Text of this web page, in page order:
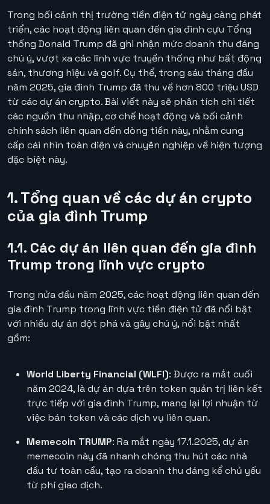
Trong bối cảnh thị trường tiền điện tử ngày càng phát
triển, các hoạt động liên quan đến gia đình cựu Tổng
thống Donald Trump đã ghi nhận mức doanh thu đáng
chú ý, vượt xa các lĩnh vực truyền thống như bất động
sản, thương hiệu và golf. Cụ thể, trong sáu tháng đầu
năm 2025, gia đình Trump đã thu về hơn 800 triệu USD
từ các dự án crypto. Bài viết này sẽ phân tích chi tiết
các nguồn thu nhập, cơ chế hoạt động và bối cảnh
chính sách liên quan đến dòng tiền này, nhằm cung
cấp cái nhìn toàn diện và chuyên nghiệp về hiện tượng
đặc biệt này.
1. Tổng quan về các dự án crypto
của gia đình Trump
1.1. Các dự án liên quan đến gia đình
Trump trong lĩnh vực crypto
Trong nửa đầu năm 2025, các hoạt động liên quan đến
gia đình Trump trong lĩnh vực tiền điện tử đã nổi bật
với nhiều dự án đột phá và gây chú ý, nổi bật nhất
gồm:
World Liberty Financial (WLFI): Được ra mắt cuối
năm 2024, là dự án dựa trên token quản trị liên kết
trực tiếp với gia đình Trump, mang lại lợi nhuận từ
việc bán token và các dịch vụ liên quan.
Memecoin TRUMP: Ra mắt ngày 17.1.2025, dự án
memecoin này đã nhanh chóng thu hút các nhà
đầu tư toàn cầu, tạo ra doanh thu đáng kể chủ yếu
từ phí giao dịch.